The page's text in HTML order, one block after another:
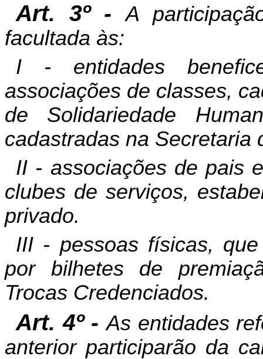
Art. 3º -A
facultada às:
I - entidades
associações de classes,
de Solidariedade
cadastradas na Secretaria
II - associações de pais
clubes de serviços,
privado.
III - pessoas físicas,
por bilhetes de
Trocas Credenciados.
Art. 4º -As entidades
anterior participarão da